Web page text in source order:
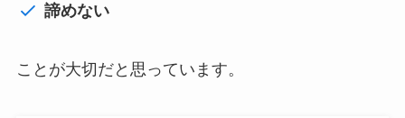
諦めない
ことが大切だと思っています。